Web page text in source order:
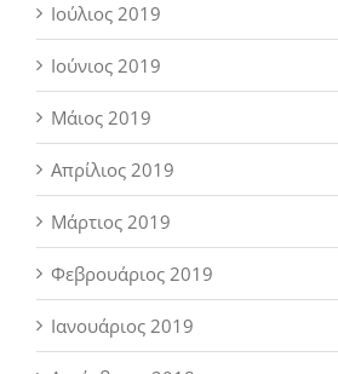
Ιούλιος 2019
Ιούνιος 2019
Μάιος 2019
Απρίλιος 2019
Μάρτιος 2019
Φεβρουάριος 2019
Ιανουάριος 2019